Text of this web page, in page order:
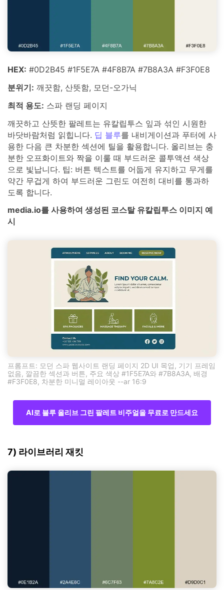
HEX: #0D2B45 #1F5E7A #4F8B7A #7B8A3A #F3F0E8
분위기: 깨끗함, 산뜻함, 모던-오가닉
최적 용도: 스파 랜딩 페이지
깨끗하고 산뜻한 팔레트는 유칼립투스 잎과 섞인 시원한
바닷바람처럼 읽힙니다. 딥 블루를 내비게이션과 푸터에 사
용한 다음 큰 차분한 섹션에 틸을 활용합니다. 올리브는 충
분한 오프화이트와 짝을 이룰 때 부드러운 콜투액션 색상
으로 빛납니다. 팁: 버튼 텍스트를 어둡게 유지하고 무게를
약간 무겁게 하여 부드러운 그린도 여전히 대비를 통과하
도록 합니다.
media.io를 사용하여 생성된 코스탈 유칼립투스 이미지 예
시
프롬프트: 모던 스파 웹사이트 랜딩 페이지 2D UI 목업, 기기 프레임
없음, 깔끔한 섹션과 버튼, 주요 색상 #1F5E7A와 #7B8A3A, 배경
#F3F0E8, 차분한 미니멀 레이아웃 --ar 16:9
AI로 블루 올리브 그린 팔레트 비주얼을 무료로 만드세요
7) 라이브러리 재킷